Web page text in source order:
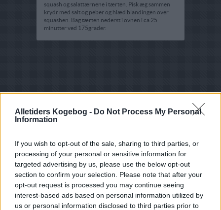
Alletiders Kogebog - Do Not Process My Personal
Information
If you wish to opt-out of the sale, sharing to third parties, or
processing of your personal or sensitive information for
targeted advertising by us, please use the below opt-out
section to confirm your selection. Please note that after your
opt-out request is processed you may continue seeing
interest-based ads based on personal information utilized by
us or personal information disclosed to third parties prior to
squash og salattærnene i tærten. Pisk æg sammen
krydr med salt og peber og hlæd blandingen over
squashen. Bag tærten nederst i ovnen i ca 25
minutter ved 175grader.